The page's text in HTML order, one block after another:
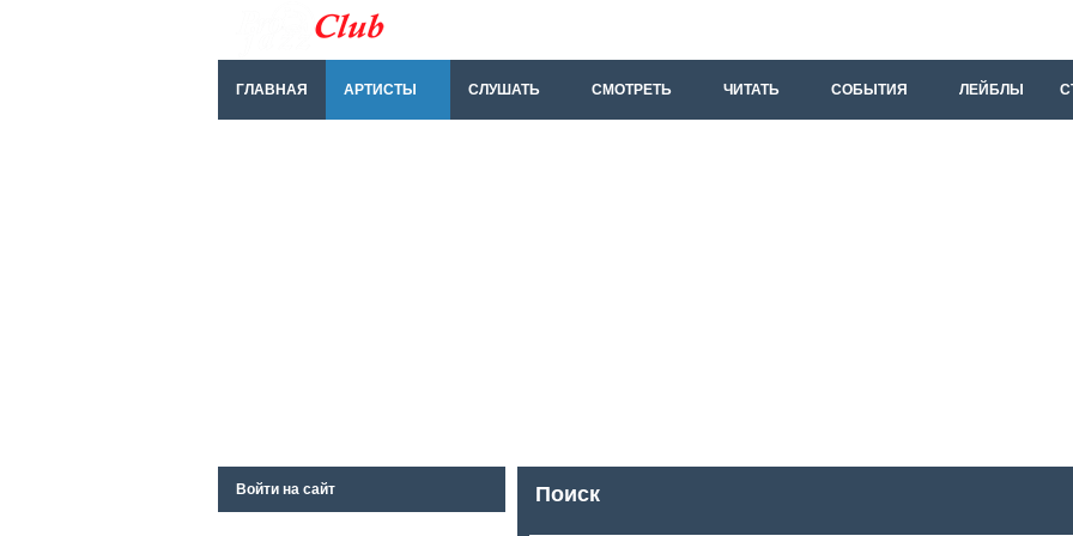
ГЛАВНАЯ АРТИСТЫ СЛУШАТЬ СМОТРЕТЬ ЧИТАТЬ СОБЫТИЯ ЛЕЙБЛЫ
Поиск
Войти на сайт